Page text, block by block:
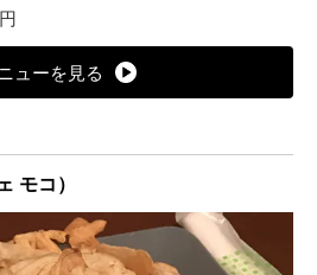
ューを見る
モコ）